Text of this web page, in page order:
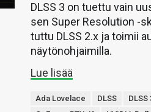
DLSS 3 on tuettu vain
sen Super Resolution -
tuttu DLSS 2.x ja toimii
näytönohjaimilla.
Lue lisää
Ada Lovelace DLSS DLSS